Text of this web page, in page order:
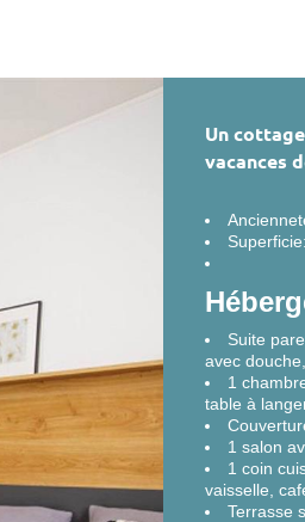
Un
vacances
Suite
avec
1
table à
1 salon
1 coin
vaisselle,
Terrasse